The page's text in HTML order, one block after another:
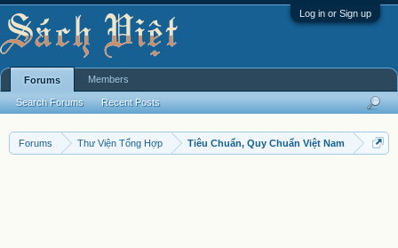
Log in or Sign up
Forums Thư Viện Tổng Hợp Tiêu Chuẩn, Quy Chuẩn Việt Nam
Forums
Search Forums Recent Posts
Members